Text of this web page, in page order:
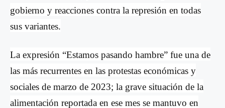
gobierno y reacciones contra la represión en todas
sus variantes.
La expresión “Estamos pasando hambre” fue una de
las más recurrentes en las protestas económicas y
sociales de marzo de 2023; la grave situación de la
alimentación reportada en ese mes se mantuvo en